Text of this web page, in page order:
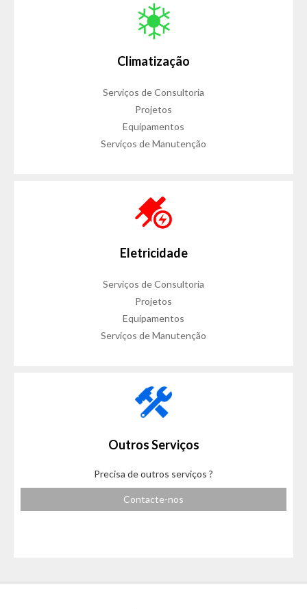
Climatização
Serviços de Consultoria
Projetos
Equipamentos
Serviços de Manutenção
Eletricidade
Serviços de Consultoria
Projetos
Equipamentos
Serviços de Manutenção
Outros Serviços
Precisa de outros serviços ?
Contacte-nos